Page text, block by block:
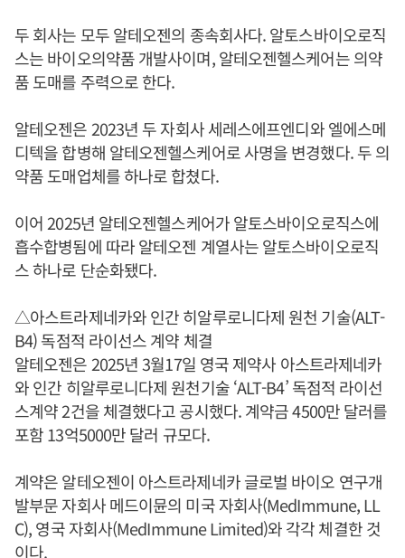
두 회사는 모두 알테오젠의 종속회사다. 알토스바이오로직
스는 바이오의약품 개발사이며, 알테오젠헬스케어는 의약
품 도매를 주력으로 한다.
알테오젠은 2023년 두 자회사 세레스에프엔디와 엘에스메
디텍을 합병해 알테오젠헬스케어로 사명을 변경했다. 두 의
약품 도매업체를 하나로 합쳤다.
이어 2025년 알테오젠헬스케어가 알토스바이오로직스에
흡수합병됨에 따라 알테오젠 계열사는 알토스바이오로직
스 하나로 단순화됐다.
△아스트라제네카와 인간 히알루로니다제 원천 기술(ALT-
B4) 독점적 라이선스 계약 체결
알테오젠은 2025년 3월17일 영국 제약사 아스트라제네카
와 인간 히알루로니다제 원천기술 ‘ALT-B4’ 독점적 라이선
스계약 2건을 체결했다고 공시했다. 계약금 4500만 달러를
포함 13억5000만 달러 규모다.
계약은 알테오젠이 아스트라제네카 글로벌 바이오 연구개
발부문 자회사 메드이뮨의 미국 자회사(MedImmune, LL
C), 영국 자회사(MedImmune Limited)와 각각 체결한 것
이다.